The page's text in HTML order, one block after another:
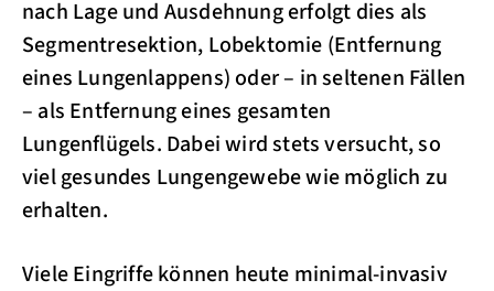
nach Lage und Ausdehnung erfolgt dies als
Segmentresektion, Lobektomie (Entfernung
eines Lungenlappens) oder – in seltenen Fällen
– als Entfernung eines gesamten
Lungenflügels. Dabei wird stets versucht, so
viel gesundes Lungengewebe wie möglich zu
erhalten.
Viele Eingriffe können heute minimal-invasiv